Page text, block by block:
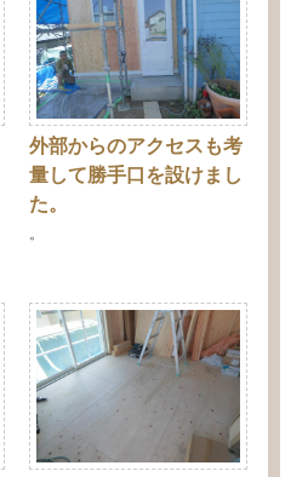
外部からのアクセスも考
量して勝手口を設けまし
た。
。